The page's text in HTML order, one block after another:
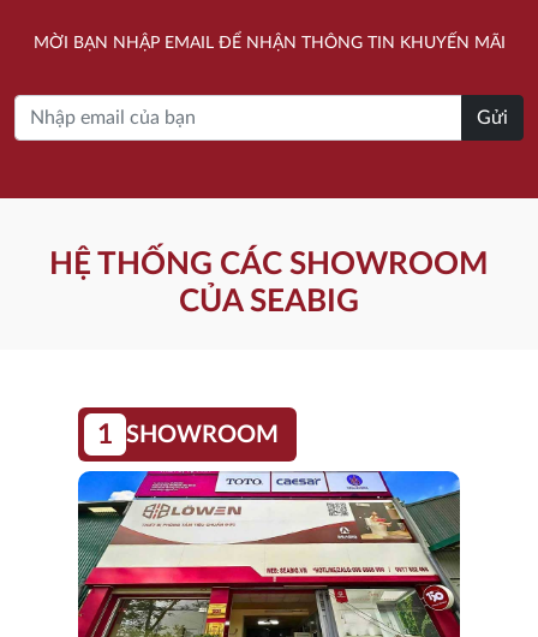
12.370.000 ₫.
14.920.000 ₫.
MỜI BẠN NHẬP EMAIL ĐỂ NHẬN THÔNG TIN KHUYẾN MÃI
Gửi
HỆ THỐNG CÁC SHOWROOM
CỦA SEABIG
1 SHOWROOM